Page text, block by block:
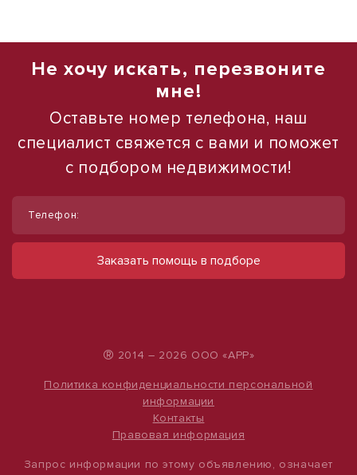
Не хочу искать, перезвоните
мне!
Оставьте номер телефона, наш
специалист свяжется с вами и поможет
с подбором недвижимости!
Телефон:
Заказать помощь в подборе
® 2014 – 2026 ООО «АРР»
Политика конфиденциальности персональной
информации
Контакты
Правовая информация
Запрос информации по этому объявлению, означает